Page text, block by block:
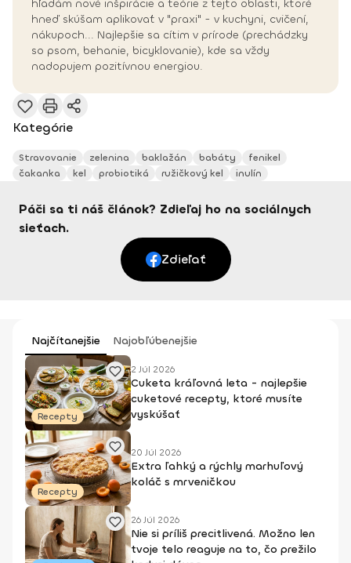
hľadám nové inšpirácie a teórie z tejto oblasti, ktoré
hneď skúšam aplikovať v "praxi" - v kuchyni, cvičení,
nákupoch... Najlepšie sa cítim v prírode (prechádzky
so psom, behanie, bicyklovanie), kde sa vždy
nadopujem pozitívnou energiou.
Kategórie
Stravovanie zelenina baklažán babáty
fenikel
čakanka
kel probiotiká ružičkový kel inulín
Páči sa ti náš článok? Zdieľaj ho na sociálnych
sieťach.
Zdieľať
Najčítanejšie Najobľúbenejšie
Recepty
2 Júl 2026
Cuketa kráľovná leta - najlepšie
cuketové recepty, ktoré musíte
vyskúšať
Recepty
20 Júl 2026
Extra ľahký a rýchly marhuľový
koláč s mrveničkou
26 Júl 2026
Nie si príliš precitlivená. Možno len
tvoje telo reaguje na to, čo prežilo